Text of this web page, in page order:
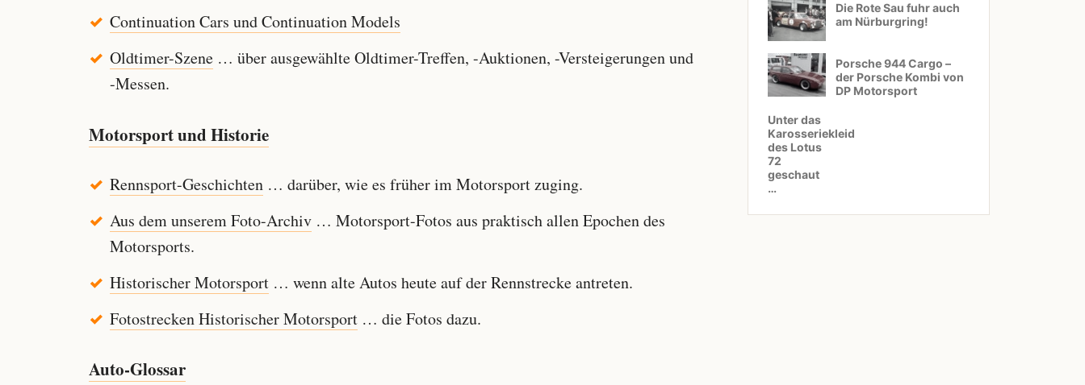
Continuation Cars und Continuation Models
Oldtimer-Szene… über ausgewählte Oldtimer-Treffen, -Auktionen, -Versteigerungen und
-Messen.
Motorsport und Historie
Rennsport-Geschichten… darüber, wie es früher im Motorsport zuging.
Aus dem unserem Foto-Archiv… Motorsport-Fotos aus praktisch allen Epochen des
Motorsports.
Historischer Motorsport… wenn alte Autos heute auf der Rennstrecke antreten.
Fotostrecken Historischer Motorsport… die Fotos dazu.
Auto-Glossar
Die Rote Sau fuhr auch
am Nürburgring!
Porsche 944 Cargo –
der Porsche Kombi von
DP Motorsport
Unter das
Karosseriekleid
des Lotus
72
geschaut
…